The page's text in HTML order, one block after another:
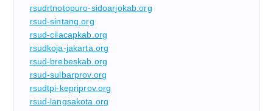
rsudrtnotopuro-sidoarjokab.org
rsud-sintang.org
rsud-cilacapkab.org
rsudkoja-jakarta.org
rsud-brebeskab.org
rsud-sulbarprov.org
rsudtpi-kepriprov.org
rsud-langsakota.org